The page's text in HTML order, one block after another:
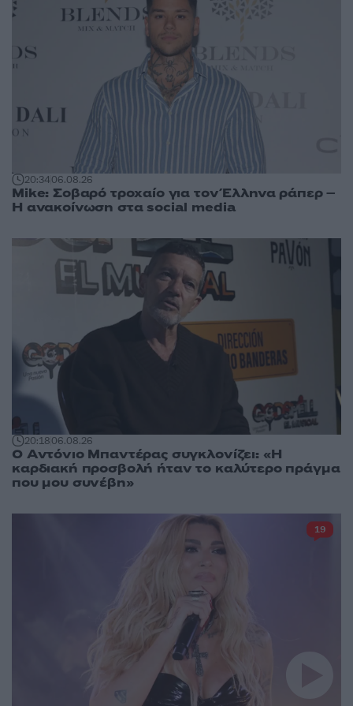
20:3406.08.26
Mike: Σοβαρό τροχαίο για τον Έλληνα ράπερ –
Η ανακοίνωση στα social media
20:1806.08.26
Ο Αντόνιο Μπαντέρας συγκλονίζει: «Η
καρδιακή προσβολή ήταν το καλύτερο πράγμα
που μου συνέβη»
19